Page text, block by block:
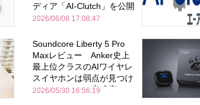
ディア「AI-Clutch」を公開
2026/06/08 17:08:47
Soundcore Liberty 5 Pro
Maxレビュー Anker史上
最上位クラスのAIワイヤレ
スイヤホンは弱点が見つけ
づらいくらいの完成度にび
2026/05/30 16:56:19